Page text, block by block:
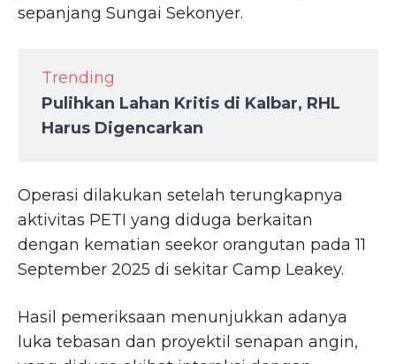
sepanjang Sungai Sekonyer.
Trending
Pulihkan Lahan Kritis di Kalbar, RHL
Harus Digencarkan
Operasi dilakukan setelah terungkapnya
aktivitas PETI yang diduga berkaitan
dengan kematian seekor orangutan pada 11
September 2025 di sekitar Camp Leakey.
Hasil pemeriksaan menunjukkan adanya
luka tebasan dan proyektil senapan angin,